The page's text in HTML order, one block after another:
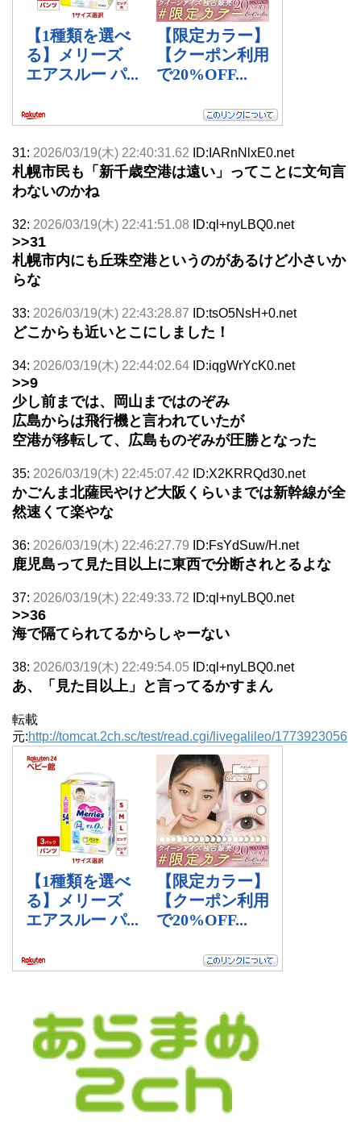
31: 2026/03/19(木) 22:40:31.62 ID:IARnNlxE0.net
札幌市民も「新千歳空港は遠い」ってことに文句言
わないのかね
32: 2026/03/19(木) 22:41:51.08 ID:ql+nyLBQ0.net
>>31
札幌市内にも丘珠空港というのがあるけど小さいか
らな
33: 2026/03/19(木) 22:43:28.87 ID:tsO5NsH+0.net
どこからも近いとこにしました！
34: 2026/03/19(木) 22:44:02.64 ID:iqgWrYcK0.net
>>9
少し前までは、岡山まではのぞみ
広島からは飛行機と言われていたが
空港が移転して、広島ものぞみが圧勝となった
35: 2026/03/19(木) 22:45:07.42 ID:X2KRRQd30.net
かごんま北薩民やけど大阪くらいまでは新幹線が全
然速くて楽やな
36: 2026/03/19(木) 22:46:27.79 ID:FsYdSuw/H.net
鹿児島って見た目以上に東西で分断されとるよな
37: 2026/03/19(木) 22:49:33.72 ID:ql+nyLBQ0.net
>>36
海で隔てられてるからしゃーない
38: 2026/03/19(木) 22:49:54.05 ID:ql+nyLBQ0.net
あ、「見た目以上」と言ってるかすまん
転載
元:http://tomcat.2ch.sc/test/read.cgi/livegalileo/1773923056